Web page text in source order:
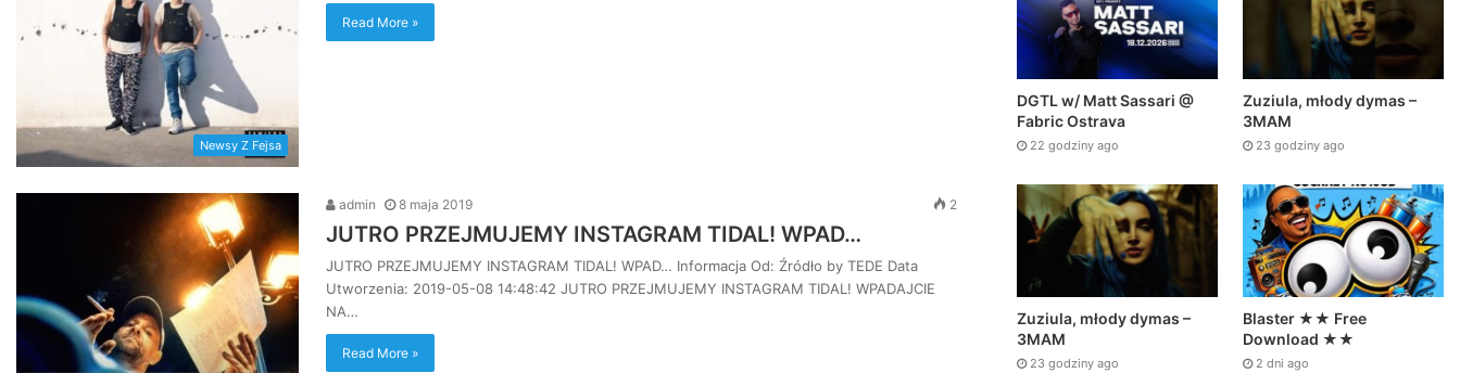
Newsy Z Fejsa
Read More »
admin 8 maja 2019 2
JUTRO PRZEJMUJEMY INSTAGRAM TIDAL! WPAD…
JUTRO PRZEJMUJEMY INSTAGRAM TIDAL! WPAD… Informacja Od: Źródło by TEDE Data
Utworzenia: 2019-05-08 14:48:42 JUTRO PRZEJMUJEMY INSTAGRAM TIDAL! WPADAJCIE
NA…
Read More »
DGTL w/ Matt Sassari @
Fabric Ostrava
22 godziny ago
Zuziula, młody dymas –
3MAM
23 godziny ago
Zuziula, młody dymas –
3MAM
23 godziny ago
Blaster ★★ Free
Download ★★
2 dni ago